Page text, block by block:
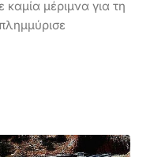
μέριμνα για τη